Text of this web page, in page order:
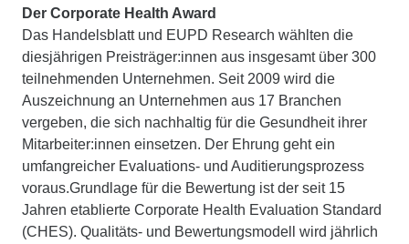
Der Corporate Health Award
Das Handelsblatt und EUPD Research wählten die
diesjährigen Preisträger:innen aus insgesamt über 300
teilnehmenden Unternehmen. Seit 2009 wird die
Auszeichnung an Unternehmen aus 17 Branchen
vergeben, die sich nachhaltig für die Gesundheit ihrer
Mitarbeiter:innen einsetzen. Der Ehrung geht ein
umfangreicher Evaluations- und Auditierungsprozess
voraus.Grundlage für die Bewertung ist der seit 15
Jahren etablierte Corporate Health Evaluation Standard
(CHES). Qualitäts- und Bewertungsmodell wird jährlich